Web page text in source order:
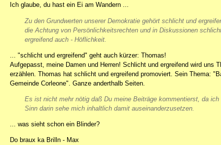
Ich glaube, du hast ein Ei am Wandern ...
Zu den Grundwerten unserer Demokratie gehört schlicht und
die Achtung von Persönlichkeitsrechten und in Diskussionen
ergreifend auch - Höflichkeit.
... "schlicht und ergreifend" geht auch kürzer: Thomas!
Aufgepasst, meine Damen und Herren! Schlicht und ergreifend wird uns
erzählen. Thomas hat schlicht und ergreifend promoviert. Sein Thema:
Gemeinde Corleone". Ganze anderthalb Seiten.
Es ist nicht mehr nötig daß Du meine Beiträge kommentierst, da ich
Sinn darin sehe mich inhaltlich damit auseinanderzusetzen.
... was sieht schon ein Blinder?
Do braux ka Brilln - Max